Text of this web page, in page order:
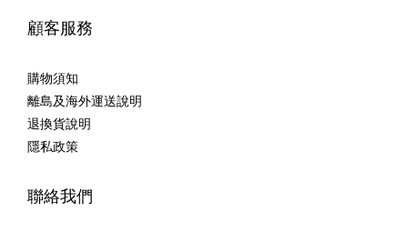
顧客服務
購物須知
離島及海外運送說明
退換貨說明
隱私政策
聯絡我們